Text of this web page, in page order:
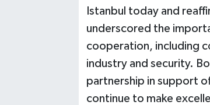
Istanbul today and
underscored the
cooperation, including
industry and security.
partnership in support
continue to make